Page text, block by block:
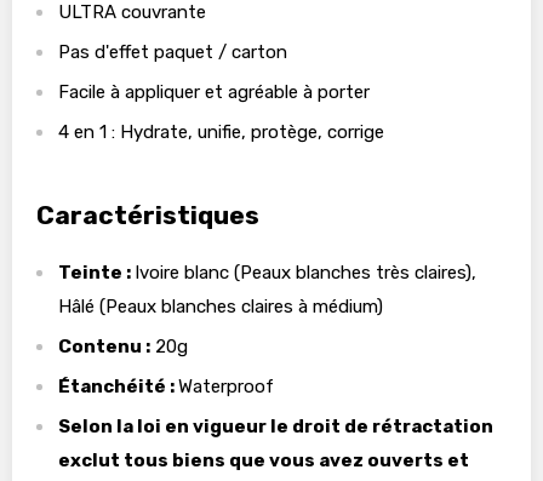
ULTRA couvrante
Pas d'effet paquet / carton
Facile à appliquer et agréable à porter
4 en 1 : Hydrate, unifie, protège, corrige
Caractéristiques
Teinte : Ivoire blanc (Peaux blanches très claires),
Hâlé (Peaux blanches claires à médium)
Contenu : 20g
Étanchéité :Waterproof
Selon la loi en vigueur le droit de rétractation
exclut tous biens que vous avez ouverts et